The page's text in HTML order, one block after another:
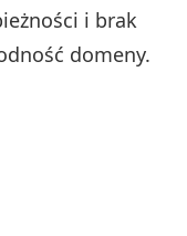
i brak
domeny.